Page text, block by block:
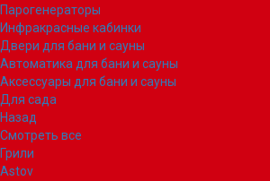
Парогенераторы
Инфракрасные кабинки
Двери для бани и сауны
Автоматика для бани и сауны
Аксессуары для бани и сауны
Для сада
Назад
Смотреть все
Грили
Astov